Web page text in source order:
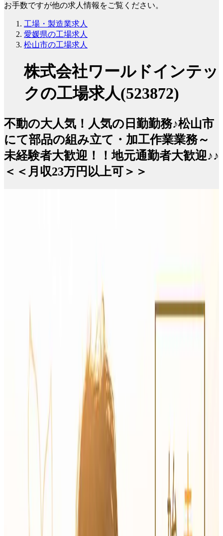
お手数ですが他の求人情報をご覧ください。
工場・製造業求人
愛媛県の工場求人
松山市の工場求人
株式会社ワールドインテッ
クの工場求人(523872)
不動の大人気！人気の日勤勤務♪松山市
にて部品の組み立て・加工作業業務～
未経験者大歓迎！！地元通勤者大歓迎♪♪
＜＜月収23万円以上可＞＞